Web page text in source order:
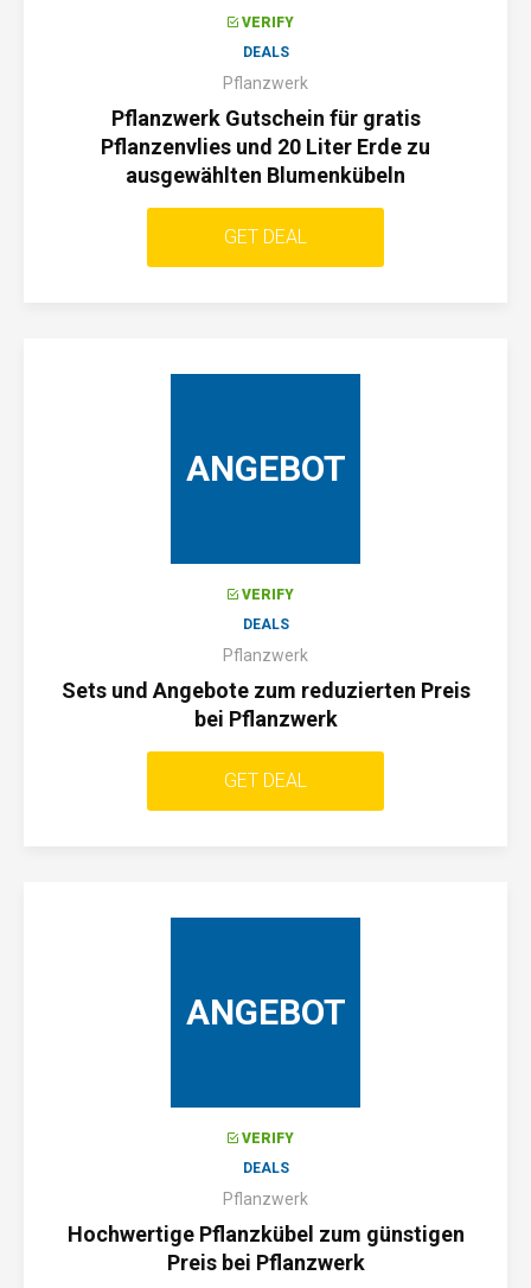
VERIFY
DEALS
Pflanzwerk
Pflanzwerk Gutschein für gratis
Pflanzenvlies und 20 Liter Erde zu
ausgewählten Blumenkübeln
GET DEAL
ANGEBOT
VERIFY
DEALS
Pflanzwerk
Sets und Angebote zum reduzierten Preis
bei Pflanzwerk
GET DEAL
ANGEBOT
VERIFY
DEALS
Pflanzwerk
Hochwertige Pflanzkübel zum günstigen
Preis bei Pflanzwerk